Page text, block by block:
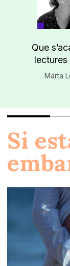
Que
lectures
Marta
Si